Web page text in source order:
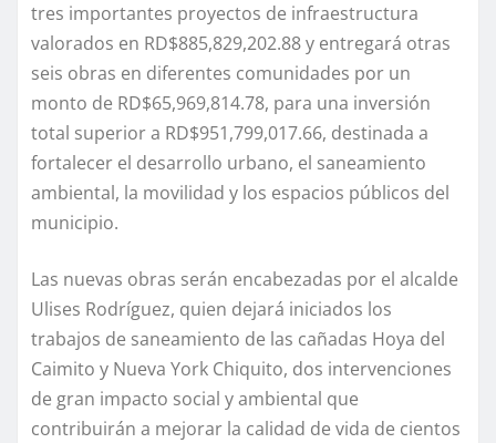
tres importantes proyectos de infraestructura
valorados en RD$885,829,202.88 y entregará otras
seis obras en diferentes comunidades por un
monto de RD$65,969,814.78, para una inversión
total superior a RD$951,799,017.66, destinada a
fortalecer el desarrollo urbano, el saneamiento
ambiental, la movilidad y los espacios públicos del
municipio.
Las nuevas obras serán encabezadas por el alcalde
Ulises Rodríguez, quien dejará iniciados los
trabajos de saneamiento de las cañadas Hoya del
Caimito y Nueva York Chiquito, dos intervenciones
de gran impacto social y ambiental que
contribuirán a mejorar la calidad de vida de cientos